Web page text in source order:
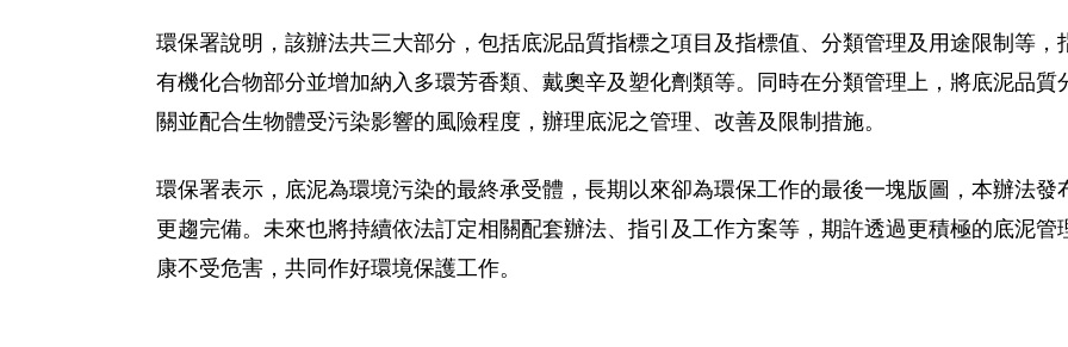
環保署說明，該辦法共三大部分，包括底泥品質指標之項目及指標值、分類管理及用途限制等
有機化合物部分並增加納入多環芳香類、戴奧辛及塑化劑類等。同時在分類管理上，將底泥品
關並配合生物體受污染影響的風險程度，辦理底泥之管理、改善及限制措施。
環保署表示，底泥為環境污染的最終承受體，長期以來卻為環保工作的最後一塊版圖，本辦法
更趨完備。未來也將持續依法訂定相關配套辦法、指引及工作方案等，期許透過更積極的底泥
康不受危害，共同作好環境保護工作。